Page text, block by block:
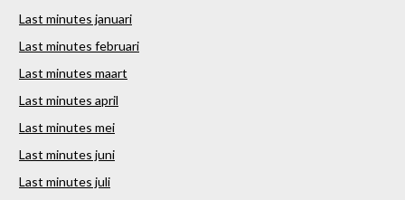
Last minutes januari
Last minutes februari
Last minutes maart
Last minutes april
Last minutes mei
Last minutes juni
Last minutes juli